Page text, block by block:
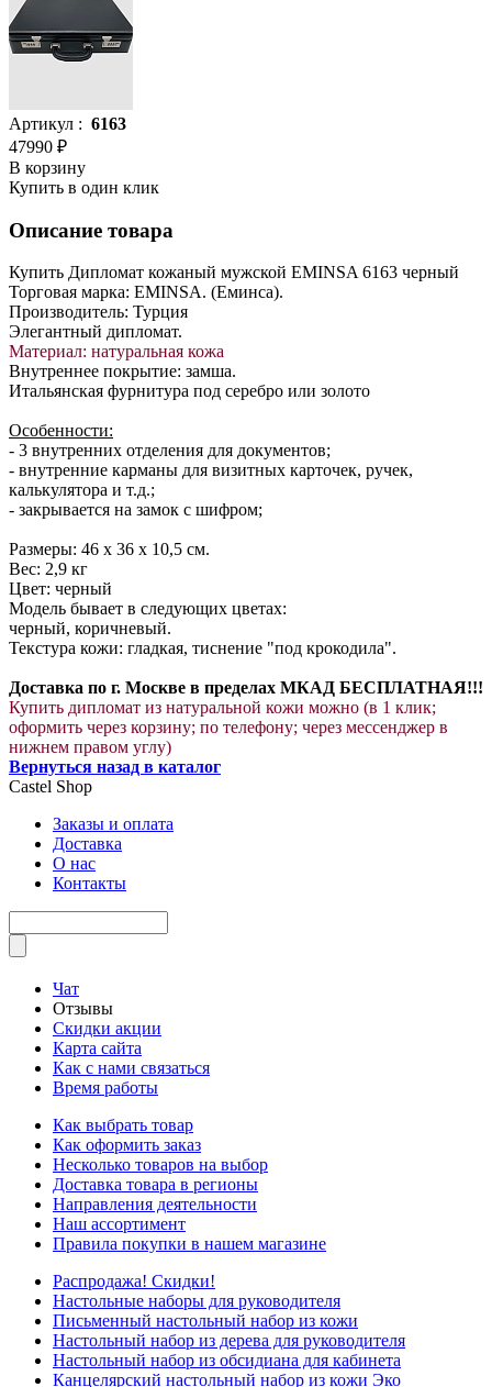
Артикул : 6163
47990 ₽
В корзину
Купить в один клик
Описание товара
Купить Дипломат кожаный мужской EMINSA 6163 черный
Торговая марка: EMINSA. (Еминса).
Производитель: Турция
Элегантный дипломат.
Материал: натуральная кожа
Внутреннее покрытие: замша.
Итальянская фурнитура под серебро или золото
Особенности:
- 3 внутренних отделения для документов;
- внутренние карманы для визитных карточек, ручек,
калькулятора и т.д.;
- закрывается на замок с шифром;
Размеры: 46 х 36 х 10,5 см.
Вес: 2,9 кг
Цвет: черный
Модель бывает в следующих цветах:
черный, коричневый.
Текстура кожи: гладкая, тиснение "под крокодила".
Доставка по г. Москве в пределах МКАД БЕСПЛАТНАЯ!!!
Купить дипломат из натуральной кожи можно (в 1 клик;
оформить через корзину; по телефону; через мессенджер в
нижнем правом углу)
Вернуться назад в каталог
Castel Shop
Заказы и оплата
Доставка
О нас
Контакты
Чат
Отзывы
Скидки акции
Карта сайта
Как с нами связаться
Время работы
Как выбрать товар
Как оформить заказ
Несколько товаров на выбор
Доставка товара в регионы
Направления деятельности
Наш ассортимент
Правила покупки в нашем магазине
Распродажа! Скидки!
Настольные наборы для руководителя
Письменный настольный набор из кожи
Настольный набор из дерева для руководителя
Настольный набор из обсидиана для кабинета
Канцелярский настольный набор из кожи Эко